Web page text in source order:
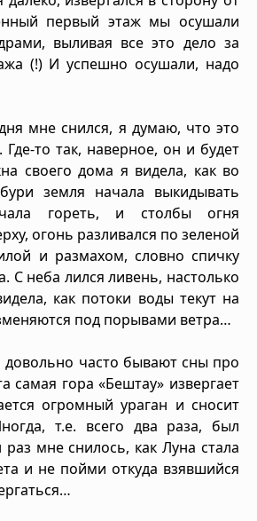
первый этаж мы осушали
выливая все это дело за
(!) И успешно осушали, надо
мне снился, я думаю, что это
то так, наверное, он и будет
своего дома я видела, как во
земля начала выкидывать
гореть, и столбы огня
огонь разливался по зеленой
и размахом, словно спичку
С неба лился ливень, настолько
как потоки воды текут на
под порывами ветра…
часто бывают сны про
самая гора «Бештау» извергает
огромный ураган и сносит
т.е. всего два раза, был
мне снилось, как Луна стала
и не пойми откуда взявшийся